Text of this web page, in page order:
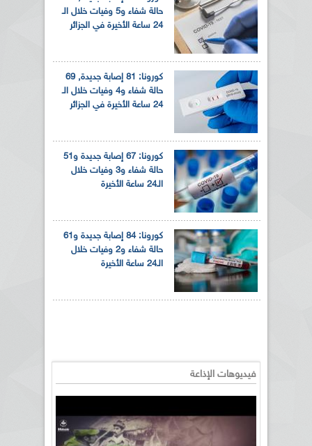
حالة شفاء و5 وفيات خلال الـ
24 ساعة الأخيرة في الجزائر
كورونا: 81 إصابة جديدة, 69
حالة شفاء و4 وفيات خلال الـ
24 ساعة الأخيرة في الجزائر
كورونا: 67 إصابة جديدة و51
حالة شفاء و3 وفيات خلال
الـ24 ساعة الأخيرة
كورونا: 84 إصابة جديدة و61
حالة شفاء و2 وفيات خلال
الـ24 ساعة الأخيرة
فيديوهات الإذاعة